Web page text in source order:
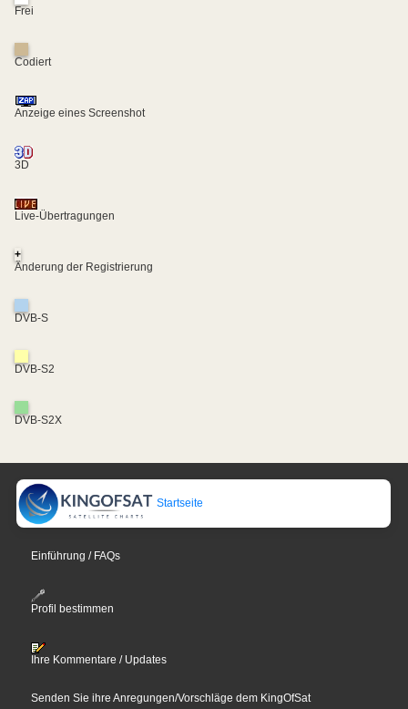
Frei
Codiert
Anzeige eines Screenshot
3D
Live-Übertragungen
+
Änderung der Registrierung
DVB-S
DVB-S2
DVB-S2X
Startseite
Einführung / FAQs
Profil bestimmen
Ihre Kommentare / Updates
Senden Sie ihre Anregungen/Vorschläge dem KingOfSat